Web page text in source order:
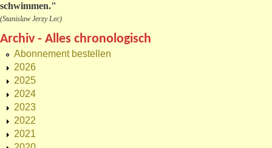
schwimmen."
(Stanislaw Jerzy Lec)
Archiv - Alles chronologisch
Abonnement bestellen
2026
2025
2024
2023
2022
2021